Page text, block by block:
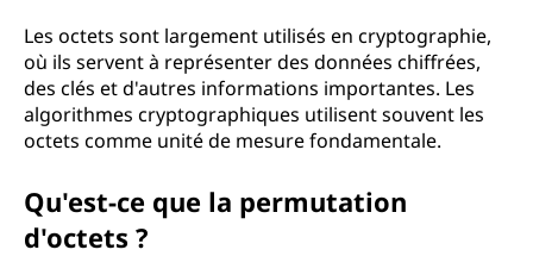
Les octets sont largement utilisés en cryptographie,
où ils servent à représenter des données chiffrées,
des clés et d'autres informations importantes. Les
algorithmes cryptographiques utilisent souvent les
octets comme unité de mesure fondamentale.
Qu'est-ce que la permutation
d'octets ?